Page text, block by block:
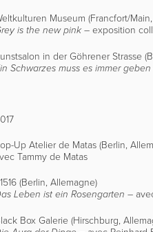
Museum (Francfort/
is the new pink – exposition
in der Göhrener Strasse
Schwarzes muss es immer geben
Up Atelier de Matas (Berlin,
Tammy de Matas
(Berlin, Allemagne)
Leben ist ein Rosengarten –
Box Galerie (Hirschburg,